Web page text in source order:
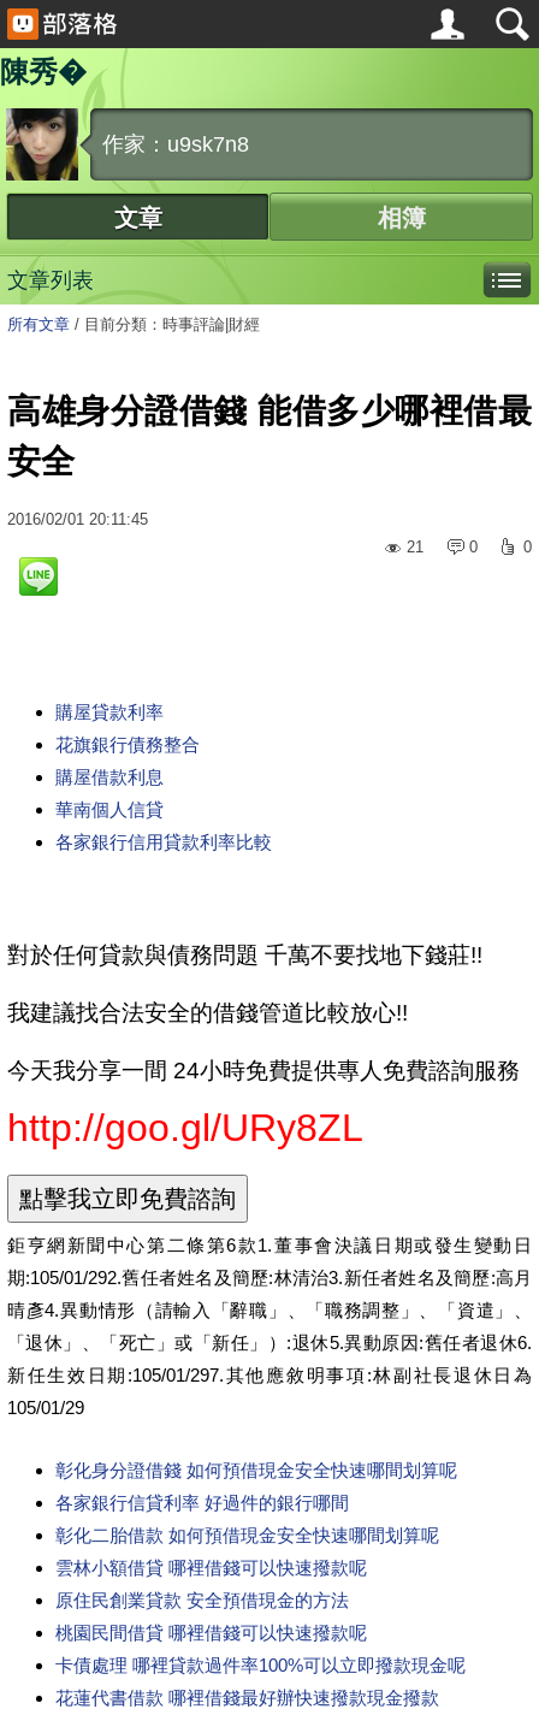
陳秀�
作家：u9sk7n8
文章 相簿
文章列表
所有文章 / 目前分類：時事評論|財經
高雄身分證借錢 能借多少哪裡借最
安全
2016/02/01 20:11:45
21
0 0
購屋貸款利率
花旗銀行債務整合
購屋借款利息
華南個人信貸
各家銀行信用貸款利率比較
對於任何貸款與債務問題 千萬不要找地下錢莊!!
我建議找合法安全的借錢管道比較放心!!
今天我分享一間 24小時免費提供專人免費諮詢服務
http://goo.gl/URy8ZL
鉅亨網新聞中心第二條第6款1.董事會決議日期或發生變動日
期:105/01/292.舊任者姓名及簡歷:林清治3.新任者姓名及簡歷:高月
晴彥4.異動情形（請輸入「辭職」、「職務調整」、「資遣」、
「退休」、「死亡」或「新任」）:退休5.異動原因:舊任者退休6.
新任生效日期:105/01/297.其他應敘明事項:林副社長退休日為
105/01/29
彰化身分證借錢 如何預借現金安全快速哪間划算呢
各家銀行信貸利率 好過件的銀行哪間
彰化二胎借款 如何預借現金安全快速哪間划算呢
雲林小額借貸 哪裡借錢可以快速撥款呢
原住民創業貸款 安全預借現金的方法
桃園民間借貸 哪裡借錢可以快速撥款呢
卡債處理 哪裡貸款過件率100%可以立即撥款現金呢
花蓮代書借款 哪裡借錢最好辦快速撥款現金撥款